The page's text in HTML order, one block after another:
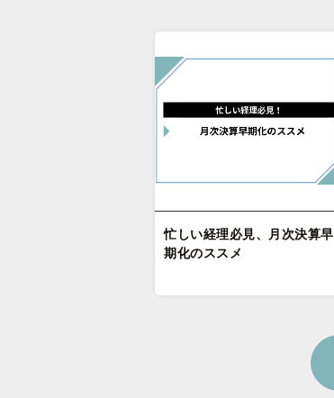
忙しい経理必見、月次決算早
期化のススメ